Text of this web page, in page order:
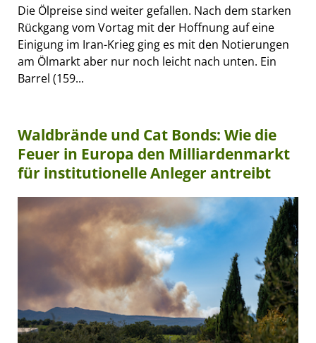
Die Ölpreise sind weiter gefallen. Nach dem starken
Rückgang vom Vortag mit der Hoffnung auf eine
Einigung im Iran-Krieg ging es mit den Notierungen
am Ölmarkt aber nur noch leicht nach unten. Ein
Barrel (159...
Waldbrände und Cat Bonds: Wie die
Feuer in Europa den Milliardenmarkt
für institutionelle Anleger antreibt